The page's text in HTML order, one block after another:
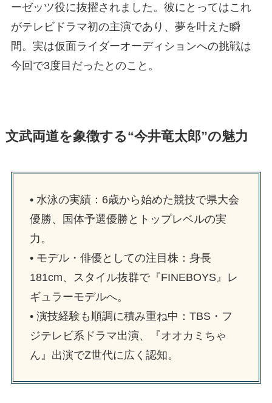
ーゼッツ役に抜擢されました。彼にとってはこれ
がテレビドラマ初の主演であり、夢を叶えた瞬
間。実は仮面ライダーオーディションへの挑戦は
今回で3度目だったとのこと。
文武両道を象徴する“今井竜太郎”の魅力
• 水泳の実績：6歳から始めた競技で県大会
優勝、国体予選優勝とトップレベルの実
力。
• モデル・俳優としての注目株：身長
181cm、スタイル抜群で『FINEBOYS』レ
ギュラーモデルへ。
• 演技経験も順調に積み重ね中：TBS・フ
ジテレビ系ドラマ出演、『オオカミちゃ
ん』出演でZ世代に広く認知。